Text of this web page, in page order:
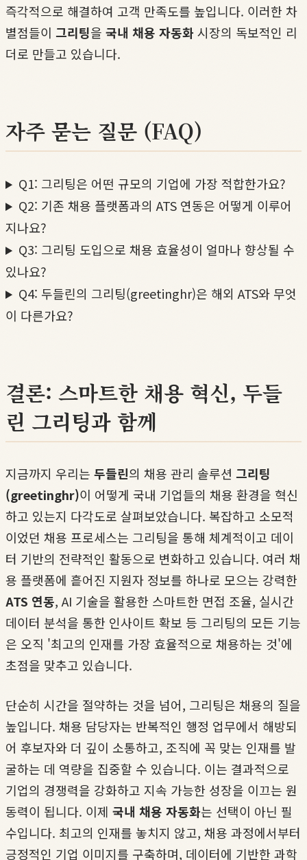
즉각적으로 해결하여 고객 만족도를 높입니다. 이러한 차
별점들이 그리팅을 국내 채용 자동화시장의 독보적인 리
더로 만들고 있습니다.
자주 묻는 질문 (FAQ)
Q1: 그리팅은 어떤 규모의 기업에 가장 적합한가요?
Q2: 기존 채용 플랫폼과의 ATS 연동은 어떻게 이루어
지나요?
Q3: 그리팅 도입으로 채용 효율성이 얼마나 향상될 수
있나요?
Q4: 두들린의 그리팅(greetinghr)은 해외 ATS와 무엇
이 다른가요?
결론: 스마트한 채용 혁신, 두들
린 그리팅과 함께
지금까지 우리는 두들린의 채용 관리 솔루션 그리팅
(greetinghr)이 어떻게 국내 기업들의 채용 환경을 혁신
하고 있는지 다각도로 살펴보았습니다. 복잡하고 소모적
이었던 채용 프로세스는 그리팅을 통해 체계적이고 데이
터 기반의 전략적인 활동으로 변화하고 있습니다. 여러 채
용 플랫폼에 흩어진 지원자 정보를 하나로 모으는 강력한
ATS 연동, AI 기술을 활용한 스마트한 면접 조율, 실시간
데이터 분석을 통한 인사이트 확보 등 그리팅의 모든 기능
은 오직 '최고의 인재를 가장 효율적으로 채용하는 것'에
초점을 맞추고 있습니다.
단순히 시간을 절약하는 것을 넘어, 그리팅은 채용의 질을
높입니다. 채용 담당자는 반복적인 행정 업무에서 해방되
어 후보자와 더 깊이 소통하고, 조직에 꼭 맞는 인재를 발
굴하는 데 역량을 집중할 수 있습니다. 이는 결과적으로
기업의 경쟁력을 강화하고 지속 가능한 성장을 이끄는 원
동력이 됩니다. 이제 국내 채용 자동화는 선택이 아닌 필
수입니다. 최고의 인재를 놓치지 않고, 채용 과정에서부터
긍정적인 기업 이미지를 구축하며, 데이터에 기반한 과학